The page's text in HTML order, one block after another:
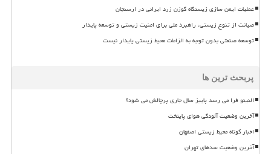
عملیات ایمن سازی زیستگاه گوزن زرد ایرانی در ارسنجان
صیانت از تنوع زیستی، راهبرد ملی برای امنیت زیستی و توسعه پایدار
توسعه صنعتی بدون توجه به الزامات محیط زیستی پایدار نیست
پربحث ترین ها
النینو فرا می رسد پاییز سال جاری پرچالش می شود؟
آخرین وضعیت آلودگی هوای پایتخت
اخبار کوتاه محیط زیستی اصفهان
آخرین وضعیت سدهای تهران